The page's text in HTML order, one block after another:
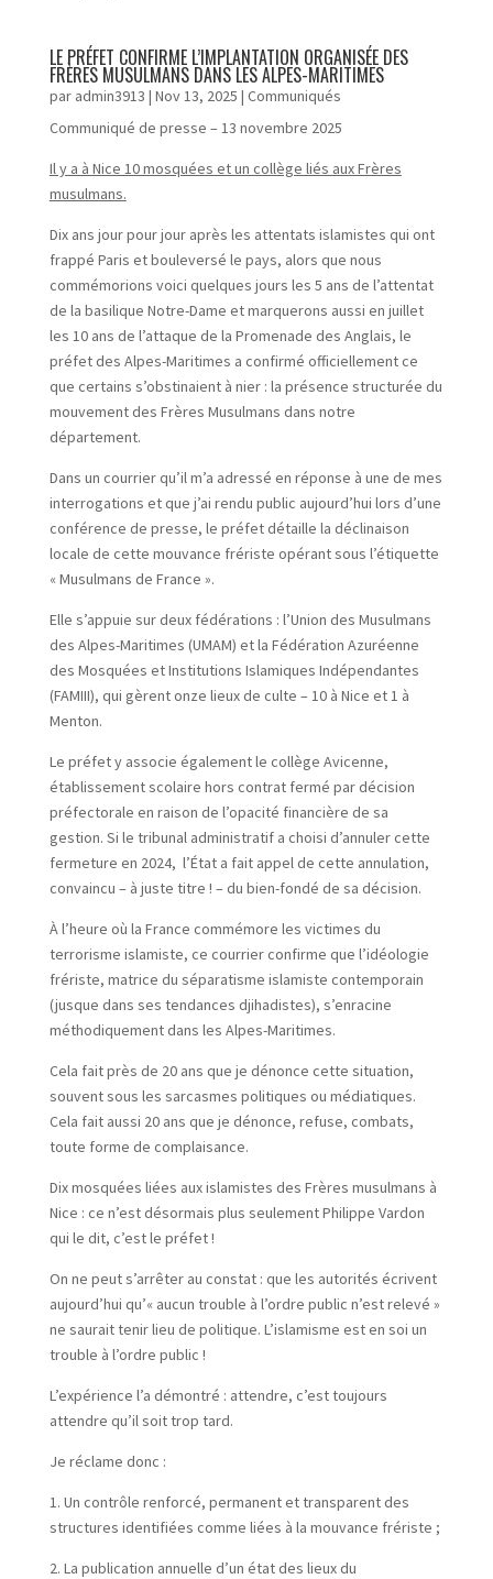
LE PRÉFET CONFIRME L’IMPLANTATION ORGANISÉE DES
FRÈRES MUSULMANS DANS LES ALPES-MARITIMES
par admin3913 | Nov 13, 2025 | Communiqués
Communiqué de presse – 13 novembre 2025
Il y a à Nice 10 mosquées et un collège liés aux Frères
musulmans.
Dix ans jour pour jour après les attentats islamistes qui ont
frappé Paris et bouleversé le pays, alors que nous
commémorions voici quelques jours les 5 ans de l’attentat
de la basilique Notre-Dame et marquerons aussi en juillet
les 10 ans de l’attaque de la Promenade des Anglais, le
préfet des Alpes-Maritimes a confirmé officiellement ce
que certains s’obstinaient à nier : la présence structurée du
mouvement des Frères Musulmans dans notre
département.
Dans un courrier qu’il m’a adressé en réponse à une de mes
interrogations et que j’ai rendu public aujourd’hui lors d’une
conférence de presse, le préfet détaille la déclinaison
locale de cette mouvance frériste opérant sous l’étiquette
« Musulmans de France ».
Elle s’appuie sur deux fédérations : l’Union des Musulmans
des Alpes-Maritimes (UMAM) et la Fédération Azuréenne
des Mosquées et Institutions Islamiques Indépendantes
(FAMIII), qui gèrent onze lieux de culte – 10 à Nice et 1 à
Menton.
Le préfet y associe également le collège Avicenne,
établissement scolaire hors contrat fermé par décision
préfectorale en raison de l’opacité financière de sa
gestion. Si le tribunal administratif a choisi d’annuler cette
fermeture en 2024, l’État a fait appel de cette annulation,
convaincu – à juste titre ! – du bien-fondé de sa décision.
À l’heure où la France commémore les victimes du
terrorisme islamiste, ce courrier confirme que l’idéologie
frériste, matrice du séparatisme islamiste contemporain
(jusque dans ses tendances djihadistes), s’enracine
méthodiquement dans les Alpes-Maritimes.
Cela fait près de 20 ans que je dénonce cette situation,
souvent sous les sarcasmes politiques ou médiatiques.
Cela fait aussi 20 ans que je dénonce, refuse, combats,
toute forme de complaisance.
Dix mosquées liées aux islamistes des Frères musulmans à
Nice : ce n’est désormais plus seulement Philippe Vardon
qui le dit, c’est le préfet !
On ne peut s’arrêter au constat : que les autorités écrivent
aujourd’hui qu’« aucun trouble à l’ordre public n’est relevé »
ne saurait tenir lieu de politique. L’islamisme est en soi un
trouble à l’ordre public !
L’expérience l’a démontré : attendre, c’est toujours
attendre qu’il soit trop tard.
Je réclame donc :
1. Un contrôle renforcé, permanent et transparent des
structures identifiées comme liées à la mouvance frériste ;
2. La publication annuelle d’un état des lieux du